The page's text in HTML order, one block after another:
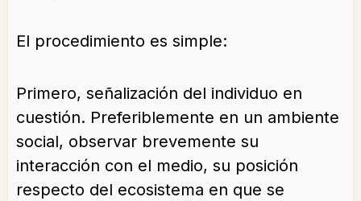
El procedimiento es simple:
Primero, señalización del individuo en
cuestión. Preferiblemente en un ambiente
social, observar brevemente su
interacción con el medio, su posición
respecto del ecosistema en que se